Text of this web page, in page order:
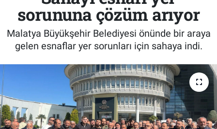
sorununa çözüm arıyor
Malatya Büyükşehir Belediyesi önünde bir araya
gelen esnaflar yer sorunları için sahaya indi.